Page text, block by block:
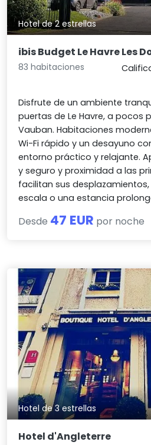
Hotel de 2 estrellas
ibis Budget Le Havre Les
83 habitaciones
Disfrute de un ambiente
puertas de Le Havre, a pocos
Vauban. Habitaciones
Wi-Fi rápido y un desayuno
entorno práctico y relajante.
y seguro y proximidad a las
facilitan sus
escala o una estancia
Desde 47 EUR por noche
Hotel de 3 estrellas
Hotel d'Angleterre